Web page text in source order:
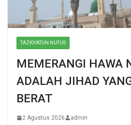
TAZKIYATUN NUFUS
MEMERANGI HAWA
ADALAH JIHAD
BERAT
2 Agustus 2026 admin